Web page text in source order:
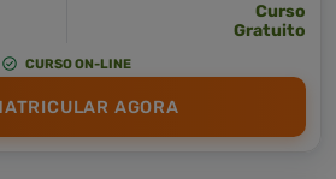
Curso
Gratuito
CURSO ON-LINE
AGORA